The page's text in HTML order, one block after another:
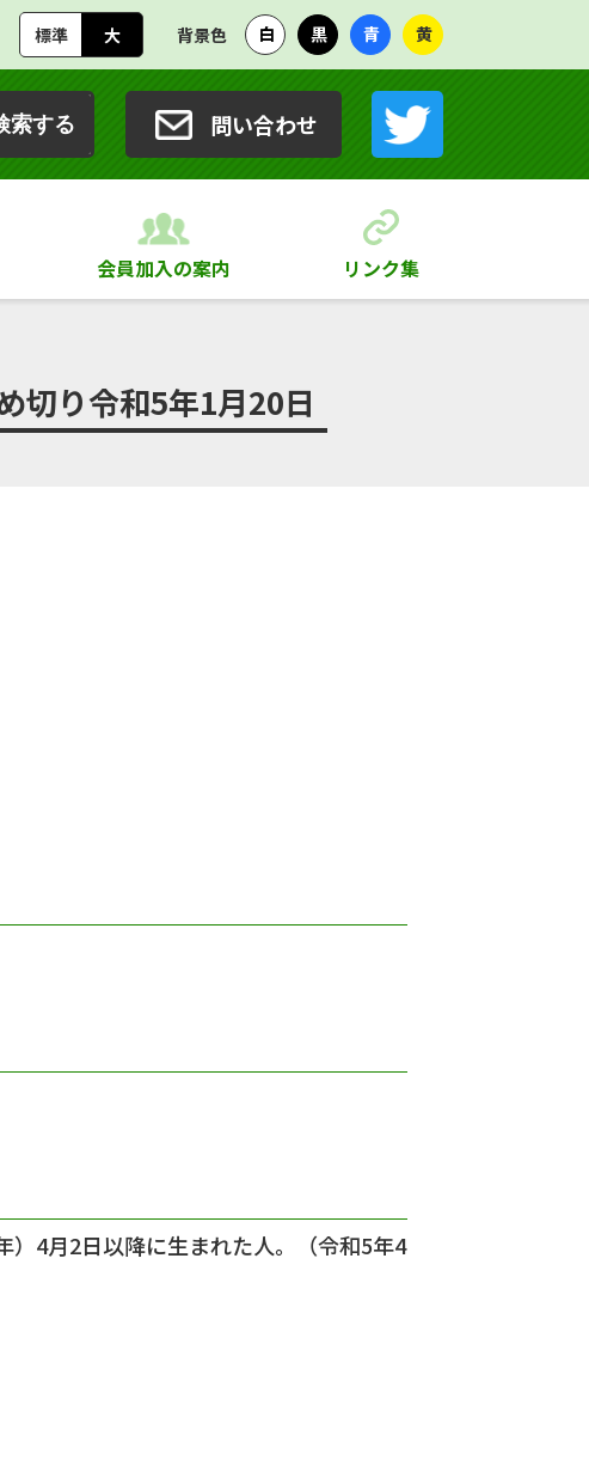
標準 大 背景色 白 黒 青 黄
索する 問い合わせ
会員加入の案内 リンク集
切り令和5年1月20日
4月2日以降に生まれた人。（令和5年4